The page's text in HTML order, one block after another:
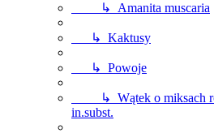
↳ Amanita muscaria
↳ Kaktusy
↳ Powoje
↳ Wątek o miksach
in.subst.